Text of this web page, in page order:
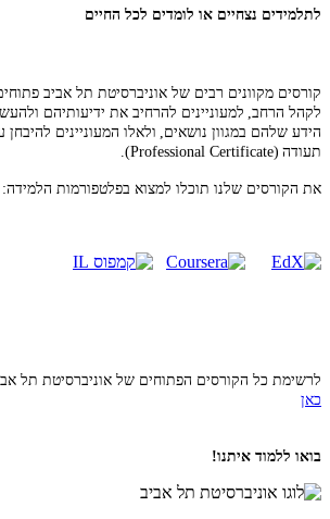
לתלמידים נצחיים או לומדים לכל החיים
קורסים מקוונים רבים של אוניברסיטת תל אביב
לקהל הרחב, למעוניינים להרחיב את ידיעותיהם
הידע שלהם במגוון נושאים, ולאלו המעוניינים להיבחן
תעודה (Professional Certificate).
את הקורסים שלנו תוכלו למצוא בפלטפורמות הלמידה:
לרשימת כל הקורסים הפתוחים של אוניברסיטת תל
כאן
בואו ללמוד איתנו!